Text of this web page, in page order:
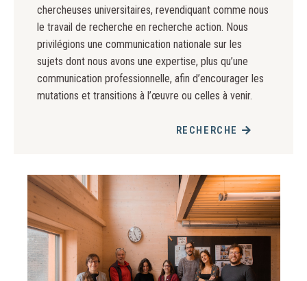
chercheuses universitaires, revendiquant comme nous
le travail de recherche en recherche action. Nous
privilégions une communication nationale sur les
sujets dont nous avons une expertise, plus qu’une
communication professionnelle, afin d’encourager les
mutations et transitions à l’œuvre ou celles à venir.
RECHERCHE